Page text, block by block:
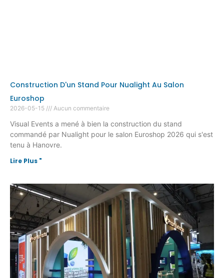
Construction D'un Stand Pour Nualight Au Salon
Euroshop
2026-05-15 Aucun commentaire
Visual Events a mené à bien la construction du stand
commandé par Nualight pour le salon Euroshop 2026 qui s'est
tenu à Hanovre.
Lire Plus "